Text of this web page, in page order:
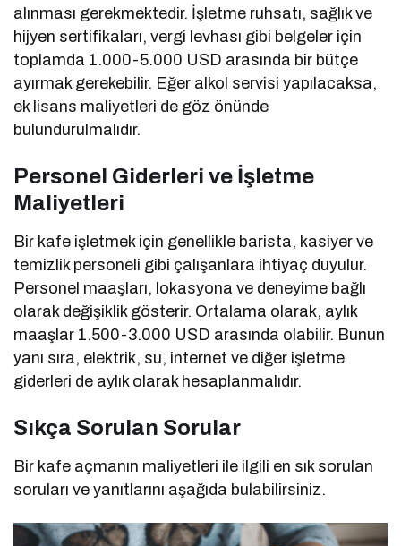
alınması gerekmektedir. İşletme ruhsatı, sağlık ve
hijyen sertifikaları, vergi levhası gibi belgeler için
toplamda 1.000-5.000 USD arasında bir bütçe
ayırmak gerekebilir. Eğer alkol servisi yapılacaksa,
ek lisans maliyetleri de göz önünde
bulundurulmalıdır.
Personel Giderleri ve İşletme
Maliyetleri
Bir kafe işletmek için genellikle barista, kasiyer ve
temizlik personeli gibi çalışanlara ihtiyaç duyulur.
Personel maaşları, lokasyona ve deneyime bağlı
olarak değişiklik gösterir. Ortalama olarak, aylık
maaşlar 1.500-3.000 USD arasında olabilir. Bunun
yanı sıra, elektrik, su, internet ve diğer işletme
giderleri de aylık olarak hesaplanmalıdır.
Sıkça Sorulan Sorular
Bir kafe açmanın maliyetleri ile ilgili en sık sorulan
soruları ve yanıtlarını aşağıda bulabilirsiniz.